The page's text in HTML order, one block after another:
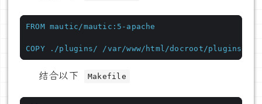
FROM mautic/mautic:5-apache
COPY ./plugins/ /var/www/html/docroot/plugins/
结合以下 Makefile